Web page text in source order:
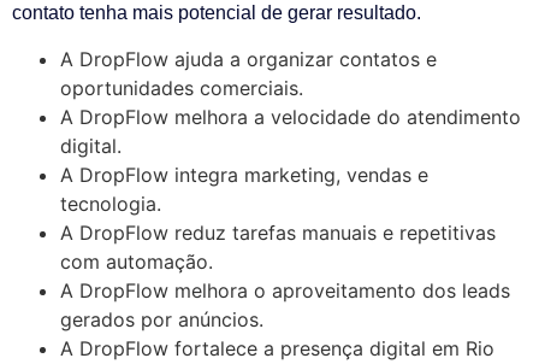
contato tenha mais potencial de gerar resultado.
A DropFlow ajuda a organizar contatos e
oportunidades comerciais.
A DropFlow melhora a velocidade do atendimento
digital.
A DropFlow integra marketing, vendas e
tecnologia.
A DropFlow reduz tarefas manuais e repetitivas
com automação.
A DropFlow melhora o aproveitamento dos leads
gerados por anúncios.
A DropFlow fortalece a presença digital em Rio